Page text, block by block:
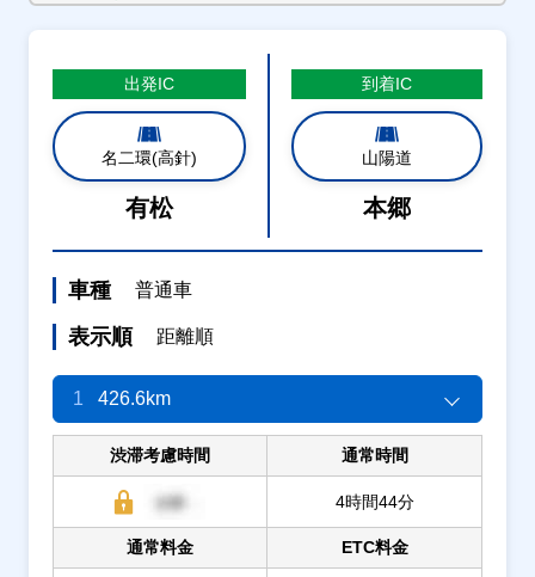
出発IC
名二環(高針)
有松
到着IC
山陽道
本郷
車種 普通車
表示順 距離順
1 426.6km
渋滞考慮時間 通常時間
4時間44分
通常料金 ETC料金